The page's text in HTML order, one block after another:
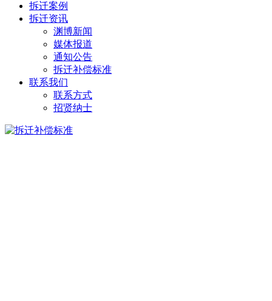
拆迁案例
拆迁资讯
渊博新闻
媒体报道
通知公告
拆迁补偿标准
联系我们
联系方式
招贤纳士